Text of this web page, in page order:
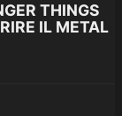
THINGS
IL METAL